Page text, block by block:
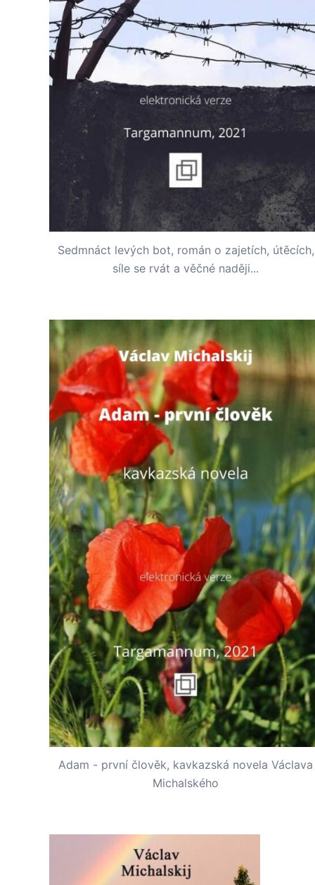
Sedmnáct levých bot, román o zajetích, útěcích,
síle se rvát a věčné naději...
Adam - první člověk, kavkazská novela Václava
Michalského